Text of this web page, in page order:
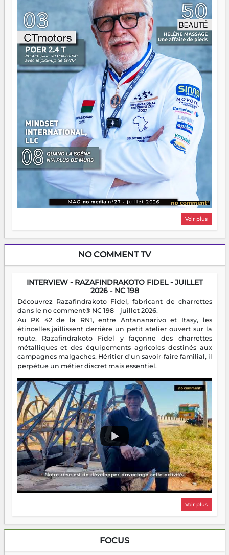
n'est pas un combat de générations — c'est une question
d'équipage. Partagez vos réussites, mais aussi vos échecs.
Surtout vos échecs, d'ailleurs — ils enseignent mieux que
n'importe quel manuel. À Madagascar, la barque avance.
Il faut juste s'assurer que tout le monde rame dans le
même sens.
Voir plus
NO COMMENT TV
INTERVIEW - RAZAFINDRAKOTO FIDEL - JUILLET
2026 - NC 198
Découvrez Razafindrakoto Fidel, fabricant de charrettes
dans le no comment® NC 198 – juillet 2026.
Au PK 42 de la RN1, entre Antananarivo et Itasy, les
étincelles jaillissent derrière un petit atelier ouvert sur la
route. Razafindrakoto Fidel y façonne des charrettes
métalliques et des équipements agricoles destinés aux
campagnes malgaches. Héritier d'un savoir-faire familial, il
perpétue un métier discret mais essentiel.
Voir plus
FOCUS